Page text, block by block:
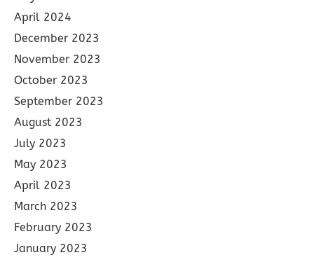
April 2024
December 2023
November 2023
October 2023
September 2023
August 2023
July 2023
May 2023
April 2023
March 2023
February 2023
January 2023